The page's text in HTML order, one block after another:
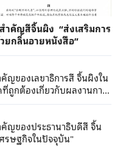
ำคัญสีจิ้นผิง “ส่งเสริมการ
ยกลิ่นอายหนังสือ”
ญของเลขาธิการสี จิ้นผิงใน
ถูกต้องเกี่ยวกับผลงานการ
ญของประธานาธิบดีสี จิ้น
รษฐกิจในปัจจุบัน"